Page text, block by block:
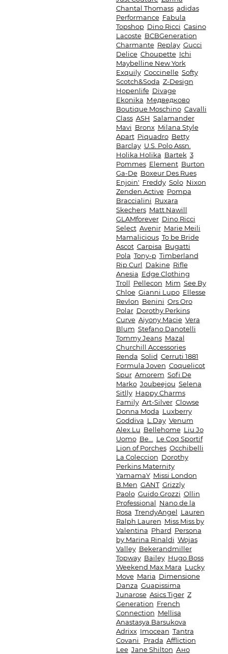
Chantal Thomass adidas
Performance Fabula
Topshop Dino Ricci Casino
Lacoste BCBGeneration
Charmante Replay Gucci
Delice Choupette Ichi
Maybelline New York
Exquily Coccinelle Softy
Scotch&Soda Z-Design
Hopenlife Divage
Ekonika Медведково
Boutique Moschino Cavalli
Class ASH Salamander
Mavi Bronx Milana Style
Apart Piquadro Betty
Barclay U.S. Polo Assn.
Holika Holika Bartek 3
Pommes Element Burton
Ga-De Boxeur Des Rues
Enjoin' Freddy Solo Nixon
Zenden Active Pompa
Braccialini Ruxara
Skechers Matt Nawill
GLAMforever Dino Ricci
Select Avenir Marie Meili
Mamalicious To be Bride
Ascot Carpisa Bugatti
Pola Tony-p Timberland
Rip Curl Dakine Rifle
Anesia Edge Clothing
Troll Pellecon Mim See By
Chloe Gianni Lupo Ellesse
Revlon Benini Ors Oro
Polar Dorothy Perkins
Curve Aiyony Macie Vera
Blum Stefano Danotelli
Tommy Jeans Mazal
Churchill Accessories
Renda Solid Cerruti 1881
Formula Joven Coquelicot
Spur Amorem Sofi De
Marko Joubeejou Selena
Sitlly Happy Charms
Family Art-Silver Clowse
Donna Moda Luxberry
Goddiva L.Day Venum
Alex Lu Bellehome Liu Jo
Uomo Be...
Le Coq Sportif
Lion of Porches Occhibelli
La Coleccion Dorothy
Perkins Maternity
YamamaY Missi London
B.Men GANT Grizzly
Paolo Guido Grozzi Ollin
Professional Nano de la
Rosa TrendyAngel Lauren
Ralph Lauren Miss Miss by
Valentina Phard Persona
by Marina Rinaldi Wojas
Valley Bekerandmiller
Topway Bailey Hugo Boss
Weekend Max Mara Lucky
Move Maria Dimensione
Danza Guapissima
Junarose Asics Tiger Z
Generation French
Connection Mellisa
Anastasya Barsukova
Adrixx Imocean Tantra
Covani
Prada Affliction
Lee Jane Shilton Ано